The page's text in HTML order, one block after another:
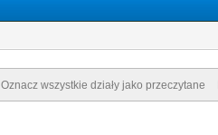
Oznacz wszystkie działy jako przeczytane